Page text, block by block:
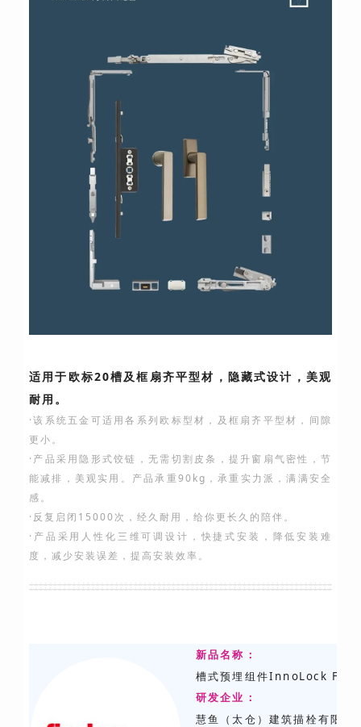
适用于欧标20槽及框扇齐平型材，隐藏式设计，美观
耐用。
·该系统五金可适用各系列欧标型材，及框扇齐平型材，间隙
更小。
·产品采用隐形式饺链，无需切割皮条，提升窗扇气密性，节
能减排，美观实用。产品承重90kg，承重实力派，满满安全
感。
·反复启闭15000次，经久耐用，给你更长久的陪伴。
·产品采用人性化三维可调设计，快捷式安装，降低安装难
度，减少安装误差，提高安装效率。
新品名称：
槽式预埋组件InnoLock FES
研发企业：
慧鱼（太仓）建筑描栓有限公